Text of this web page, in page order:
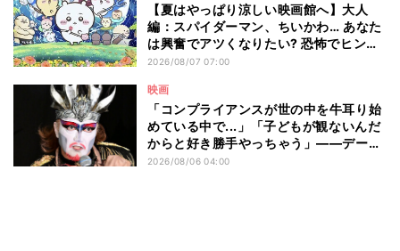
【夏はやっぱり涼しい映画館へ】大人
編：スパイダーマン、ちいかわ… あなた
は興奮でアツくなりたい? 恐怖でヒンヤ
リしたい? - 編集部が注目する最新映画5
2026/08/07 07:00
映画
「コンプライアンスが世の中を牛耳り始
めている中で...」「子どもが観ないんだ
からと好き勝手やっちゃう」――デーモ
ン閣下が語る映画『レディ・オア・ノッ
2026/08/06 04:00